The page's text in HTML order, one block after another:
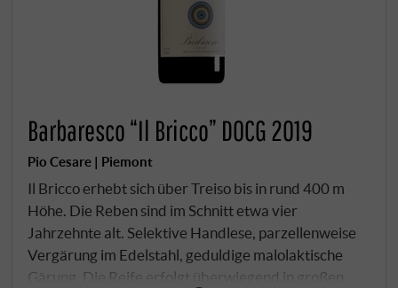
Barbaresco “Il Bricco” DOCG 2019
Pio Cesare | Piemont
Il Bricco erhebt sich über Treiso bis in rund 400 m
Höhe. Die Reben sind im Schnitt etwa vier
Jahrzehnte alt. Selektive Handlese, parzellenweise
Vergärung im Edelstahl, geduldige malolaktische
Gärung. Die Reife erfolgt überwiegend in großen